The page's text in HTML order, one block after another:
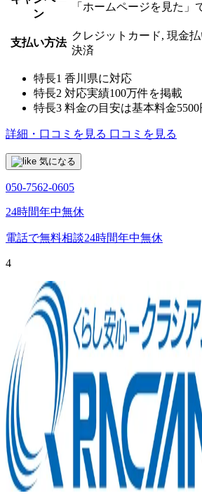
ン
「ホームページを見た」
支払い方法
クレジットカード, 現金
決済
特長1 香川県に対応
特長2 対応実績100万件を掲載
特長3 料金の目安は基本料金5500
詳細・口コミを見る 口コミを見る
気になる
050-7562-0605
24時間年中無休
電話で無料相談24時間年中無休
4